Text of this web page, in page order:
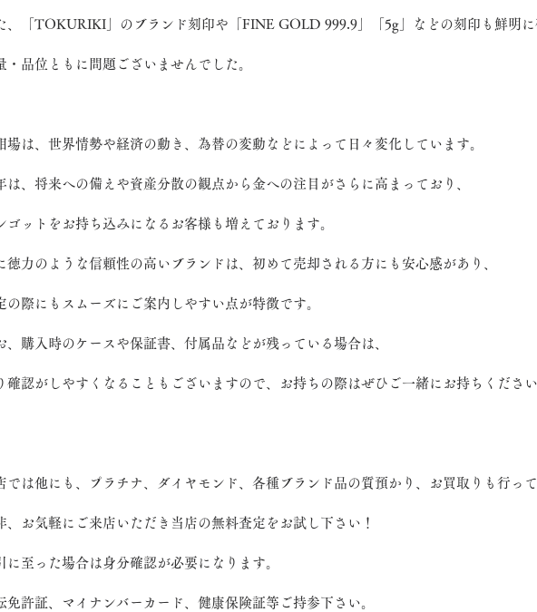
、「TOKURIKI」のブランド刻印や「FINE GOLD 999.9」「5g」などの刻印も鮮明に
・品位ともに問題ございませんでした。
場は、世界情勢や経済の動き、為替の変動などによって日々変化しています。
は、将来への備えや資産分散の観点から金への注目がさらに高まっており、
ゴットをお持ち込みになるお客様も増えております。
徳力のような信頼性の高いブランドは、初めて売却される方にも安心感があり、
の際にもスムーズにご案内しやすい点が特徴です。
、購入時のケースや保証書、付属品などが残っている場合は、
確認がしやすくなることもございますので、お持ちの際はぜひご一緒にお持ちください
では他にも、プラチナ、ダイヤモンド、各種ブランド品の質預かり、お買取りも行って
、お気軽にご来店いただき当店の無料査定をお試し下さい！
に至った場合は身分確認が必要になります。
免許証、マイナンバーカード、健康保険証等ご持参下さい。